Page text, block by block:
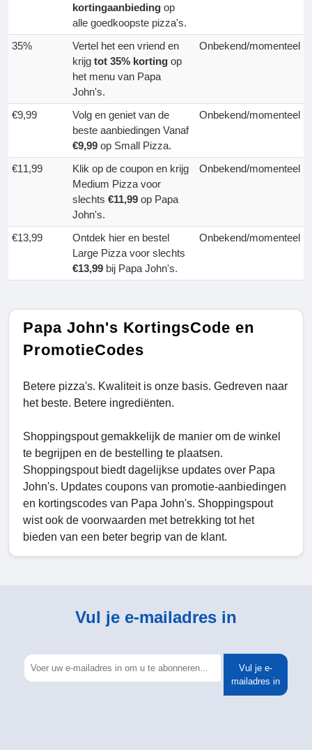
kortingaanbieding op
alle goedkoopste pizza's.
35%
Vertel het een vriend en
krijg tot 35% korting op
het menu van Papa
John's.
Onbekend/momenteel
€9,99
Volg en geniet van de
beste aanbiedingen Vanaf
€9,99 op Small Pizza.
Onbekend/momenteel
€11,99
Klik op de coupon en krijg
Medium Pizza voor
slechts €11,99 op Papa
John's.
Onbekend/momenteel
€13,99
Ontdek hier en bestel
Large Pizza voor slechts
€13,99 bij Papa John's.
Onbekend/momenteel
Papa John's KortingsCode en
PromotieCodes
Betere pizza's. Kwaliteit is onze basis. Gedreven naar
het beste. Betere ingrediënten.
Shoppingspout gemakkelijk de manier om de winkel
te begrijpen en de bestelling te plaatsen.
Shoppingspout biedt dagelijkse updates over Papa
John's. Updates coupons van promotie-aanbiedingen
en kortingscodes van Papa John's. Shoppingspout
wist ook de voorwaarden met betrekking tot het
bieden van een beter begrip van de klant.
Vul je e-mailadres in
Vul je e-
mailadres in